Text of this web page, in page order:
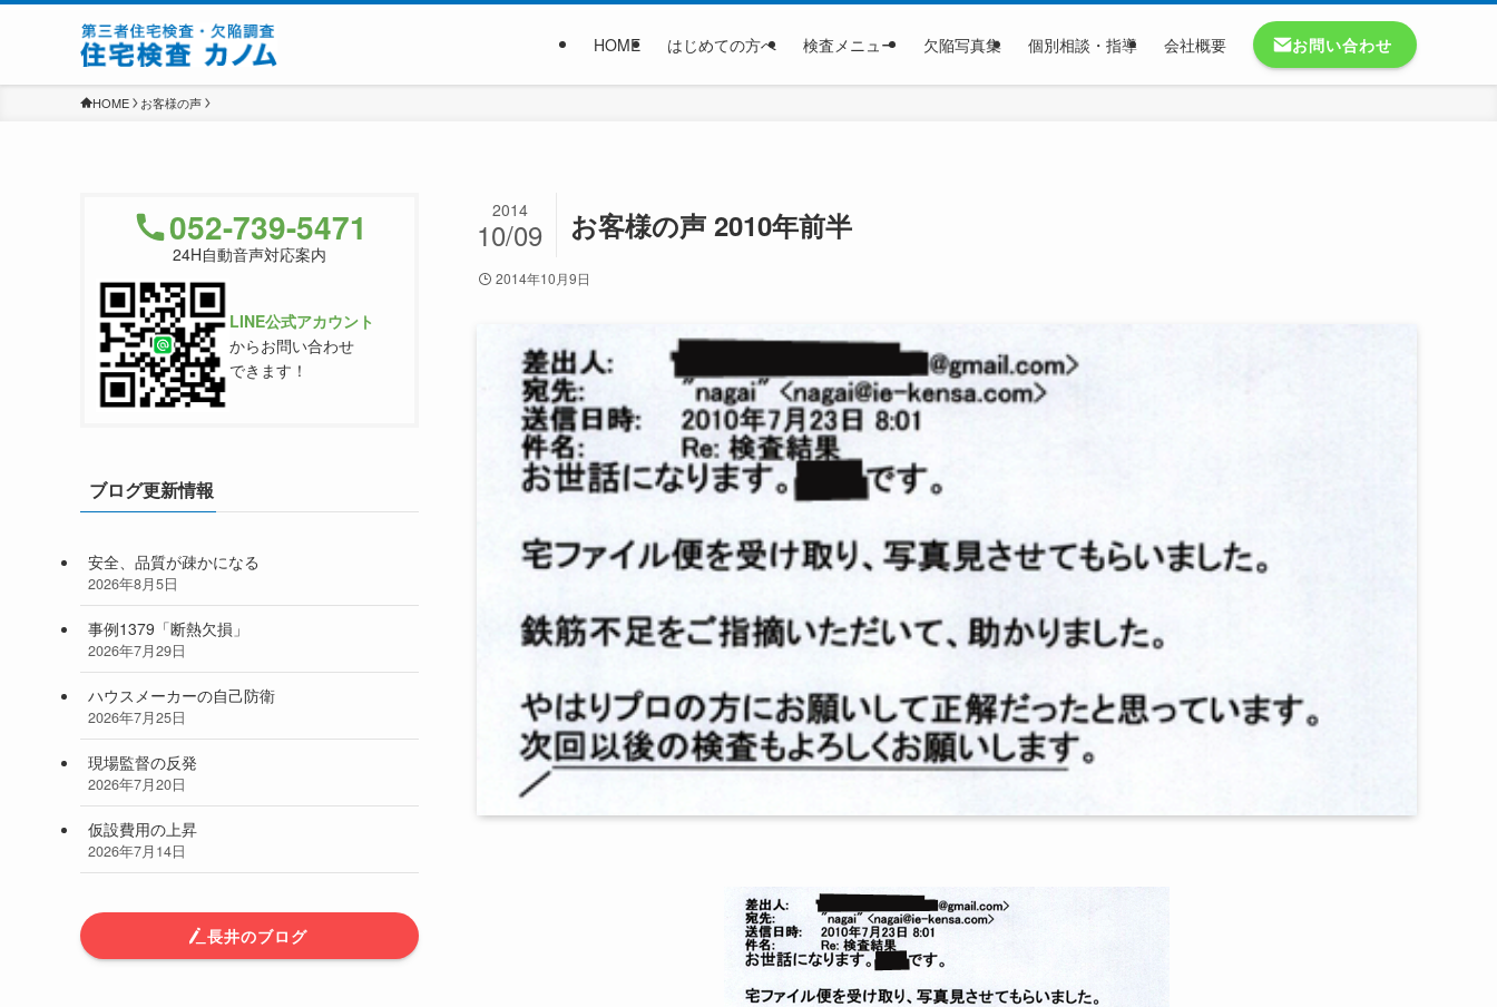
HOME はじめての方へ 検査メニュー 欠陥写真集 個別相談・指導 会社概要 お問い合わせ
HOME お客様の声
お客様の声 2010年前半
2014
10/09
2014年10月9日
052-739-5471
24H自動音声対応案内
LINE公式アカウント
からお問い合わせ
できます！
ブログ更新情報
安全、品質が疎かになる
2026年8月5日
事例1379「断熱欠損」
2026年7月29日
ハウスメーカーの自己防衛
2026年7月25日
現場監督の反発
2026年7月20日
仮設費用の上昇
2026年7月14日
長井のブログ